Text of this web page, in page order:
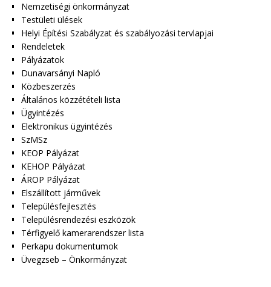
Nemzetiségi önkormányzat
Testületi ülések
Helyi Építési Szabályzat és szabályozási tervlapjai
Rendeletek
Pályázatok
Dunavarsányi Napló
Közbeszerzés
Általános közzétételi lista
Ügyintézés
Elektronikus ügyintézés
SzMSz
KEOP Pályázat
KEHOP Pályázat
ÁROP Pályázat
Elszállított járművek
Településfejlesztés
Településrendezési eszközök
Térfigyelő kamerarendszer lista
Perkapu dokumentumok
Üvegzseb – Önkormányzat